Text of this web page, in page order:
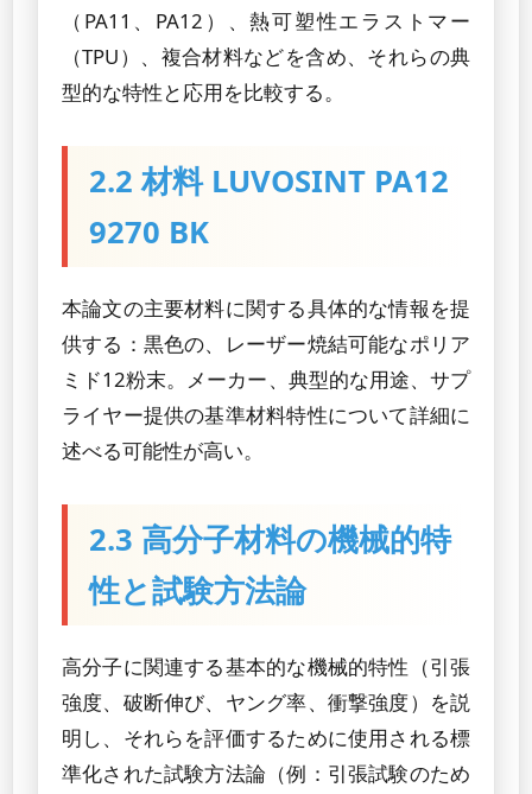
（PA11、PA12）、熱可塑性エラストマー
（TPU）、複合材料などを含め、それらの典
型的な特性と応用を比較する。
2.2 材料 LUVOSINT PA12
9270 BK
本論文の主要材料に関する具体的な情報を提
供する：黒色の、レーザー焼結可能なポリア
ミド12粉末。メーカー、典型的な用途、サプ
ライヤー提供の基準材料特性について詳細に
述べる可能性が高い。
2.3 高分子材料の機械的特
性と試験方法論
高分子に関連する基本的な機械的特性（引張
強度、破断伸び、ヤング率、衝撃強度）を説
明し、それらを評価するために使用される標
準化された試験方法論（例：引張試験のため